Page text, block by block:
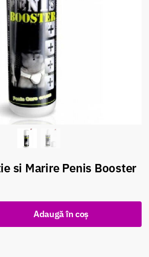
si Marire Penis Booster
Adaugă în coș